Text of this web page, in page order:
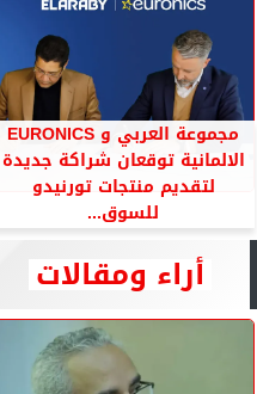
مجموعة العربي و EURONICS
الالمانية توقعان شراكة جديدة
لتقديم منتجات تورنيدو
للسوق...
أراء ومقالات